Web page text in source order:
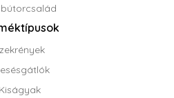
bútorcsalád
Kiságyak